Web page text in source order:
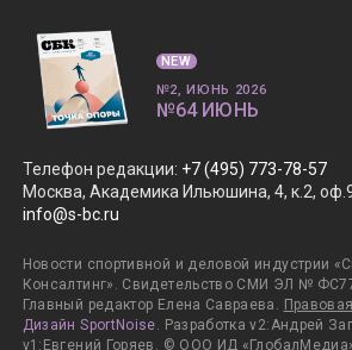
Телефон редакции: +7 (495) 773-78-57
Москва, Академика Ильюшина, 4, к.2,
info@s-bc.ru
Новости спортивной и деловой индустрии
Консалтинг». Свидетельство СМИ ЭЛ №
Главный редактор Елена Савраева.
Дизайн SportNoise. Разработка v2:Андрей
v1:Евгений Горяев. © ООО ИД
NEW
№2, ИЮНЬ 2026
№64 ИЮНЬ